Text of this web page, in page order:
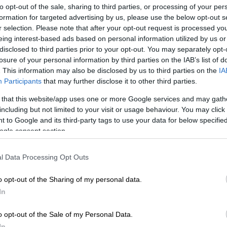
opt-out of the sale, sharing to third parties, or processing of your
for targeted advertising by us, please use the below opt-out
selection. Please note that after your opt-out request is processed
interest-based ads based on personal information utilized by us
to third parties prior to your opt-out. You may separately
of your personal information by third parties on the IAB’s list of
This information may also be disclosed by us to third parties on the
Participants that may further disclose it to other third parties.
that this website/app uses one or more Google services and may
but not limited to your visit or usage behaviour. You may
to Google and its third-party tags to use your data for below
consent section.
Data Processing Opt Outs
opt-out of the Sharing of my personal data.
opt-out of the Sale of my Personal Data.
του ανήλικου θα ζητήσει να ασκηθεί
, όπως προκύπτει από τηδικογραφία, για
και παραμέληση εποπτείας ανηλίκων.
κι αν το σχολείο προσπαθεί όλες
διακρίνω μέσα ποινικά
ιατροδικαστική έκθεσηαπό την εξέταση
στο λαιμό του. Το νήμα έχει
κίνδυνο τη ζωή του», δήλωσε.
μπούλη, ήταν πλάκα» ομολόγησαν
οι τελικές αποφάσεις του